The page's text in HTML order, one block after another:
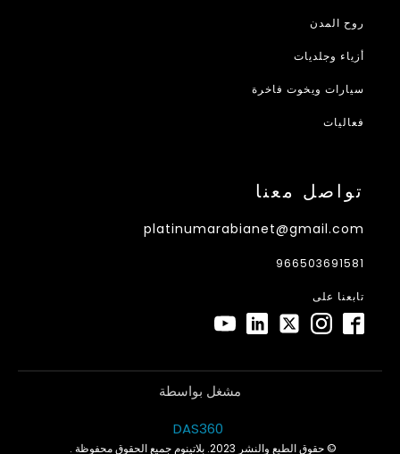
روح المدن
أزياء وجلديات
سيارات ويخوت فاخرة
فعاليات
تواصل معنا
platinumarabianet@gmail.com
966503691581
تابعنا على
مشغل بواسطة
© حقوق الطبع والنشر 2023. بلاتينوم جميع الحقوق محفوظة .